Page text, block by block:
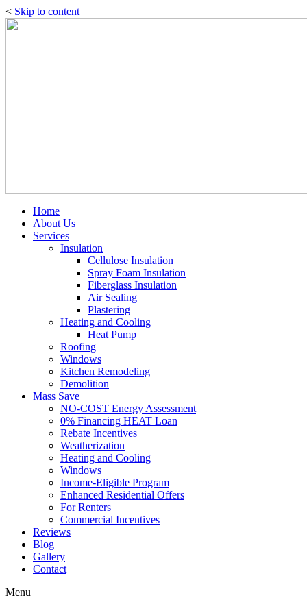
< Skip to content
Home
About Us
Services
Insulation
Cellulose Insulation
Spray Foam Insulation
Fiberglass Insulation
Air Sealing
Plastering
Heating and Cooling
Heat Pump
Roofing
Windows
Kitchen Remodeling
Demolition
Mass Save
NO-COST Energy Assessment
0% Financing HEAT Loan
Rebate Incentives
Weatherization
Heating and Cooling
Windows
Income-Eligible Program
Enhanced Residential Offers
For Renters
Commercial Incentives
Reviews
Blog
Gallery
Contact
Menu